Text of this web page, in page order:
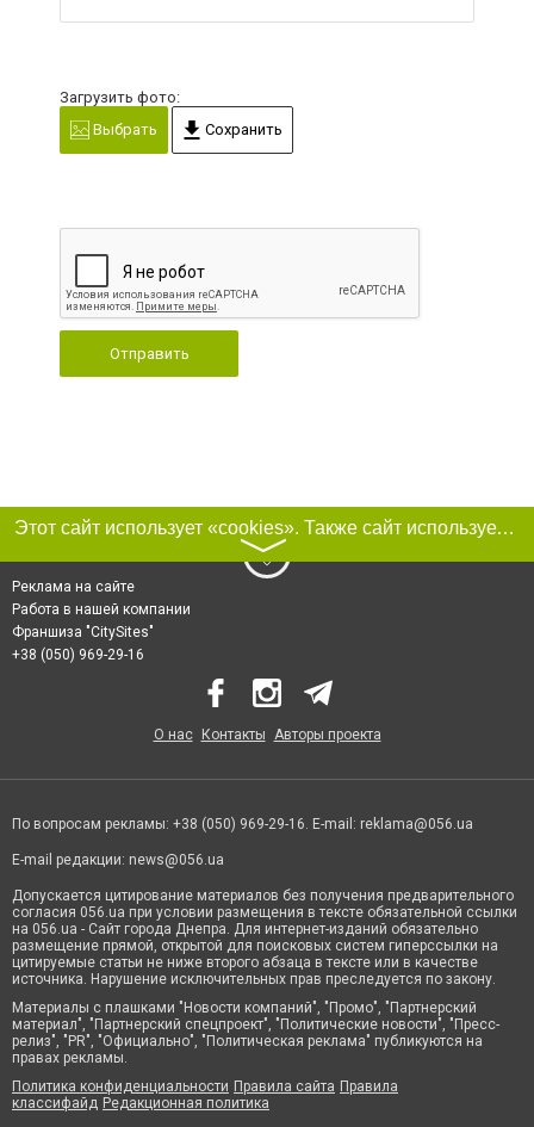
Загрузить фото:
Выбрать
Сохранить
Отправить
Этот сайт использует «cookies». Также сайт использует интернет-сервис для сбора технических данных касательно посетителей с целью получения маркетинговой и статистической информации. Условия обработки данных посетителей сайта см.
〉
Реклама на сайте
Работа в нашей компании
Франшиза "CitySites"
+38 (050) 969-29-16
О нас Контакты Авторы проекта
По вопросам рекламы: +38 (050) 969-29-16. E-mail: reklama@056.ua
E-mail редакции: news@056.ua
Допускается цитирование материалов без получения предварительного
согласия 056.ua при условии размещения в тексте обязательной ссылки
на 056.ua - Сайт города Днепра. Для интернет-изданий обязательно
размещение прямой, открытой для поисковых систем гиперссылки на
цитируемые статьи не ниже второго абзаца в тексте или в качестве
источника. Нарушение исключительных прав преследуется по закону.
Материалы с плашками "Новости компаний", "Промо", "Партнерский
материал", "Партнерский спецпроект", "Политические новости", "Пресс-
релиз", "PR", "Официально", "Политическая реклама" публикуются на
правах рекламы.
Политика конфиденциальности Правила сайта Правила
классифайд Редакционная политика